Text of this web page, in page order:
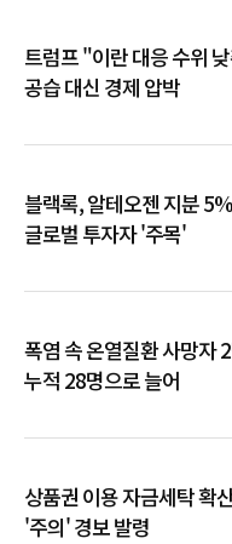
트럼프 "이란 대응 수위
공습 대신 경제 압박
블랙록, 알테오젠 지분
글로벌 투자자 '주목'
폭염 속 온열질환 사망자
누적 28명으로 늘어
상품권 이용 자금세탁 확
'주의' 경보 발령